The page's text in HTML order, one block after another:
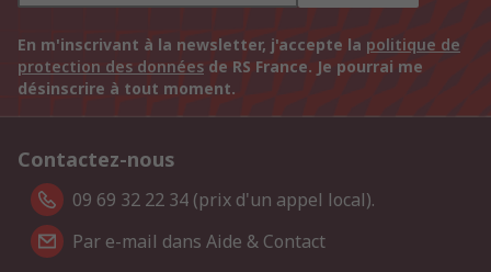
En m'inscrivant à la newsletter, j'accepte la politique de
protection des données de RS France. Je pourrai me
désinscrire à tout moment.
Contactez-nous
09 69 32 22 34 (prix d'un appel local).
Par e-mail dans Aide & Contact